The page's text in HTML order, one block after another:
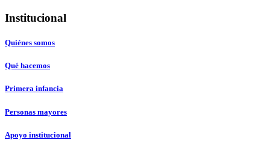
Institucional
Quiénes somos
Qué hacemos
Primera infancia
Personas mayores
Apoyo institucional